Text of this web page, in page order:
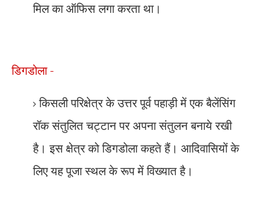
मिल का ऑफिस लगा करता था।
डिगडोला -
किसली परिक्षेत्र के उत्तर पूर्व पहाड़ी में एक बैलेंसिंग
रॉक संतुलित चट्टान पर अपना संतुलन बनाये रखी
है। इस क्षेत्र को डिगडोला कहते हैं। आदिवासियों के
लिए यह पूजा स्थल के रूप में विख्यात है।